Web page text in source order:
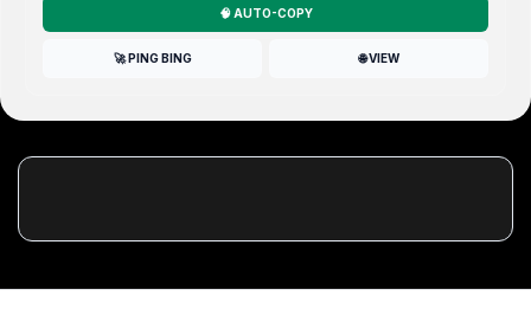
🧠 AUTO-COPY
🚀 PING BING 🌐 VIEW